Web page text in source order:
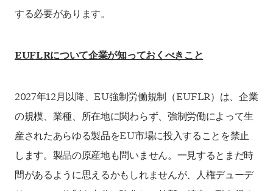
する必要があります。
EUFLRについて企業が知っておくべきこと
2027年12月以降、EU強制労働規制（EUFLR）は、企業
の規模、業種、所在地に関わらず、強制労働によって生
産されたあらゆる製品をEU市場に投入することを禁止
します。製品の原産地も問いません。一見するとまだ時
間があるように思えるかもしれませんが、人権デューデ